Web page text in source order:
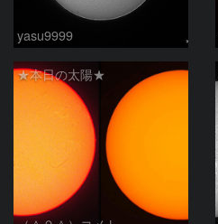
yasu9999
★本日の太陽★